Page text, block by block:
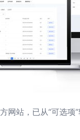
站，已从“可选项